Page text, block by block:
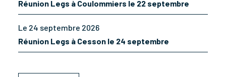
Réunion Legs à Coulommiers le 22 septembre
Le 24 septembre 2026
Réunion Legs à Cesson le 24 septembre